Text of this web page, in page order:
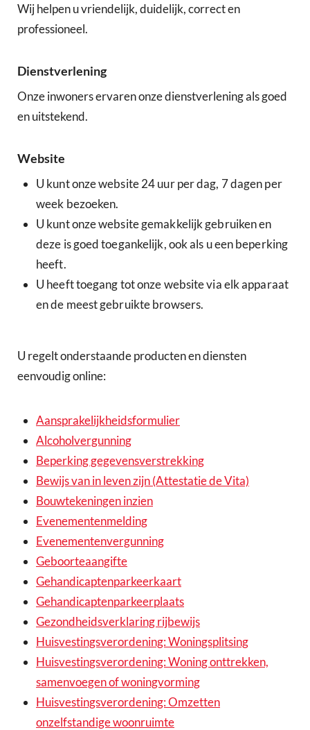
Wij helpen u vriendelijk, duidelijk, correct en
professioneel.
Dienstverlening
Onze inwoners ervaren onze dienstverlening als goed
en uitstekend.
Website
U kunt onze website 24 uur per dag, 7 dagen per
week bezoeken.
U kunt onze website gemakkelijk gebruiken en
deze is goed toegankelijk, ook als u een beperking
heeft.
U heeft toegang tot onze website via elk apparaat
en de meest gebruikte browsers.
U regelt onderstaande producten en diensten
eenvoudig online:
Aansprakelijkheidsformulier
Alcoholvergunning
Beperking gegevensverstrekking
Bewijs van in leven zijn (Attestatie de Vita)
Bouwtekeningen inzien
Evenementenmelding
Evenementenvergunning
Geboorteaangifte
Gehandicaptenparkeerkaart
Gehandicaptenparkeerplaats
Gezondheidsverklaring rijbewijs
Huisvestingsverordening: Woningsplitsing
Huisvestingsverordening: Woning onttrekken,
samenvoegen of woningvorming
Huisvestingsverordening: Omzetten
onzelfstandige woonruimte